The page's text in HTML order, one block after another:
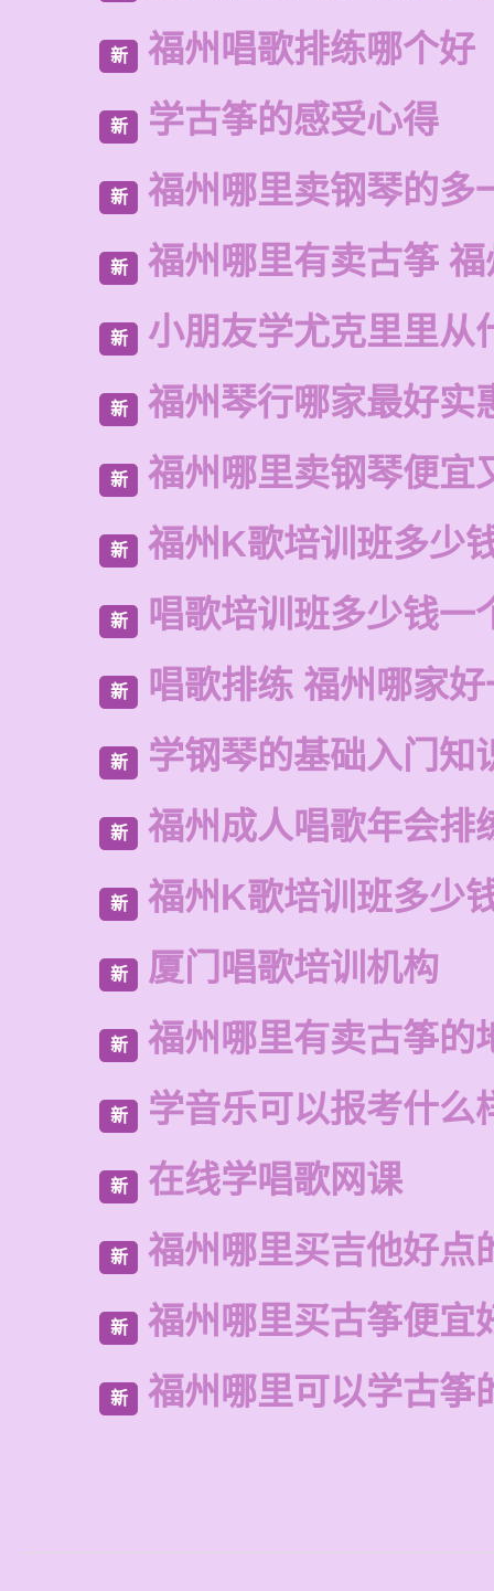
新 福州唱歌排练哪个好
新 学古筝的感受心得
新 福州哪里卖钢琴的多
新 福州哪里有卖古筝
新 小朋友学尤克里里从
新 福州琴行哪家最好实
新 福州哪里卖钢琴便宜
新 福州K歌培训班多少
新 唱歌培训班多少钱一
新 唱歌排练 福州哪家
新 学钢琴的基础入门知
新 福州成人唱歌年会排
新 福州K歌培训班多少
新 厦门唱歌培训机构
新 福州哪里有卖古筝的
新 学音乐可以报考什么
新 在线学唱歌网课
新 福州哪里买吉他好点
新 福州哪里买古筝便宜
新 福州哪里可以学古筝